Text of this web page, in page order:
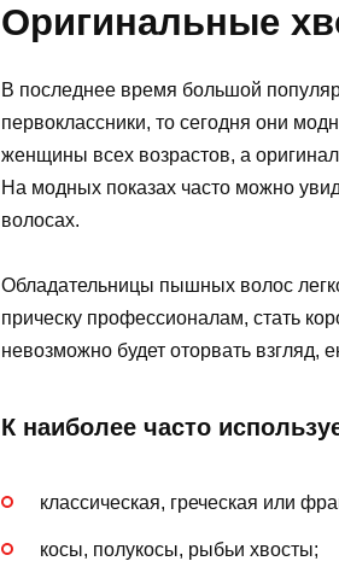
Оригинальные
В последнее время большой
первоклассники, то сегодня они
женщины всех возрастов, а
На модных показах часто можно
волосах.
Обладательницы пышных волос
прическу профессионалам, стать
невозможно будет оторвать взгляд,
К наиболее часто
классическая, греческая или
косы, полукосы, рыбьи хвосты;